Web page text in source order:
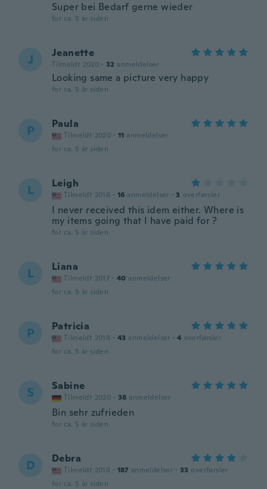
Super bei Bedarf gerne wieder
for ca. 5 år siden
J Jeanette
Tilmeldt 2020 · 32 anmeldelser
Looking same a picture very happy
for ca. 5 år siden
P Paula
Tilmeldt 2020 · 11 anmeldelser
for ca. 5 år siden
L Leigh
Tilmeldt 2016 · 16 anmeldelser · 3 overførsler
I never received this idem either. Where is
my items going that I have paid for ?
for ca. 5 år siden
L Liana
Tilmeldt 2017 · 40 anmeldelser
for ca. 5 år siden
P Patricia
Tilmeldt 2018 · 43 anmeldelser · 4 overførsler
for ca. 5 år siden
S Sabine
Tilmeldt 2020 · 38 anmeldelser
Bin sehr zufrieden
for ca. 5 år siden
D Debra
Tilmeldt 2018 · 187 anmeldelser · 33 overførsler
for ca. 5 år siden